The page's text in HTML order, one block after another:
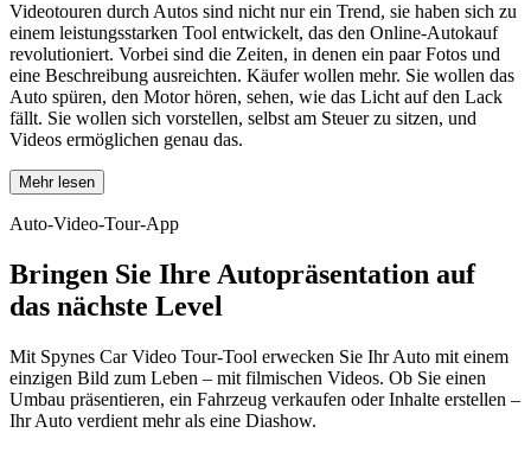
Videotouren durch Autos sind nicht nur ein Trend, sie haben sich zu
einem leistungsstarken Tool entwickelt, das den Online-Autokauf
revolutioniert. Vorbei sind die Zeiten, in denen ein paar Fotos und
eine Beschreibung ausreichten. Käufer wollen mehr. Sie wollen das
Auto spüren, den Motor hören, sehen, wie das Licht auf den Lack
fällt. Sie wollen sich vorstellen, selbst am Steuer zu sitzen, und
Videos ermöglichen genau das.
Mehr lesen
Auto-Video-Tour-App
Bringen Sie Ihre Autopräsentation auf
das nächste Level
Mit Spynes Car Video Tour-Tool erwecken Sie Ihr Auto mit einem
einzigen Bild zum Leben – mit filmischen Videos. Ob Sie einen
Umbau präsentieren, ein Fahrzeug verkaufen oder Inhalte erstellen –
Ihr Auto verdient mehr als eine Diashow.